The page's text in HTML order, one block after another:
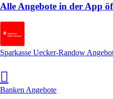
Alle Angebote in der App
Sparkasse Uecker-Randow
Banken Angebote